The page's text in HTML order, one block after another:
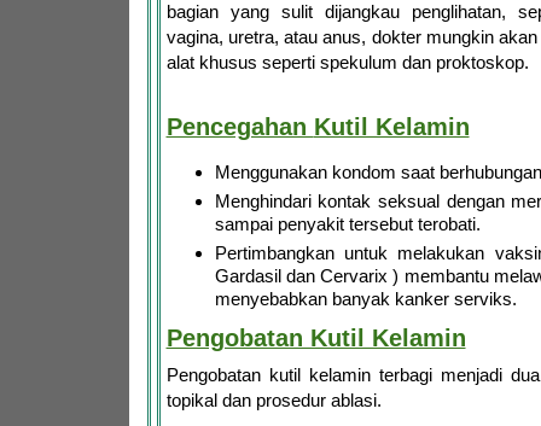
bagian yang sulit dijangkau penglihatan,
vagina, uretra, atau anus, dokter mungkin
alat khusus seperti spekulum dan proktoskop.
Pencegahan Kutil Kelamin
Menggunakan kondom saat
Menghindari kontak seksual dengan
sampai penyakit tersebut terobati.
Pertimbangkan untuk melakukan
Gardasil dan Cervarix ) membantu
menyebabkan banyak kanker serviks.
Pengobatan Kutil Kelamin
Pengobatan kutil kelamin terbagi menjadi
topikal dan prosedur ablasi.